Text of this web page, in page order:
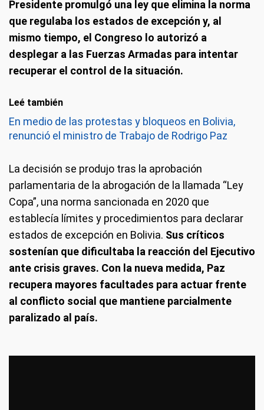
Presidente promulgó una ley que elimina la norma
que regulaba los estados de excepción y, al
mismo tiempo, el Congreso lo autorizó a
desplegar a las Fuerzas Armadas para intentar
recuperar el control de la situación.
Leé también
En medio de las protestas y bloqueos en Bolivia,
renunció el ministro de Trabajo de Rodrigo Paz
La decisión se produjo tras la aprobación
parlamentaria de la abrogación de la llamada “Ley
Copa”, una norma sancionada en 2020 que
establecía límites y procedimientos para declarar
estados de excepción en Bolivia. Sus críticos
sostenían que dificultaba la reacción del Ejecutivo
ante crisis graves. Con la nueva medida, Paz
recupera mayores facultades para actuar frente
al conflicto social que mantiene parcialmente
paralizado al país.